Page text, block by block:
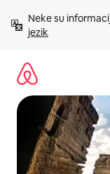
sadržaj
Neke su
jezik